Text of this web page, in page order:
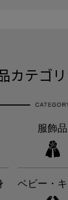
カテゴ
服飾品
ベビー・